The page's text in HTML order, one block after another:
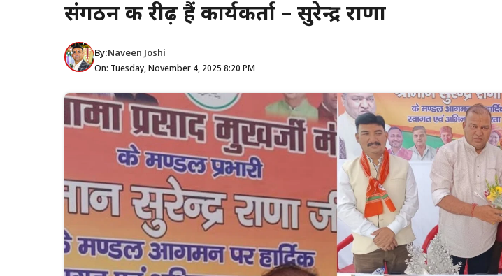
संगठन की रीढ़ हैं कार्यकर्ता – सुरेन्द्र राणा
By:Naveen Joshi
On: Tuesday, November 4, 2025 8:20 PM